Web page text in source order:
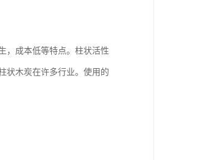
，成本低等特点。柱状活性
状木炭在许多行业。使用的